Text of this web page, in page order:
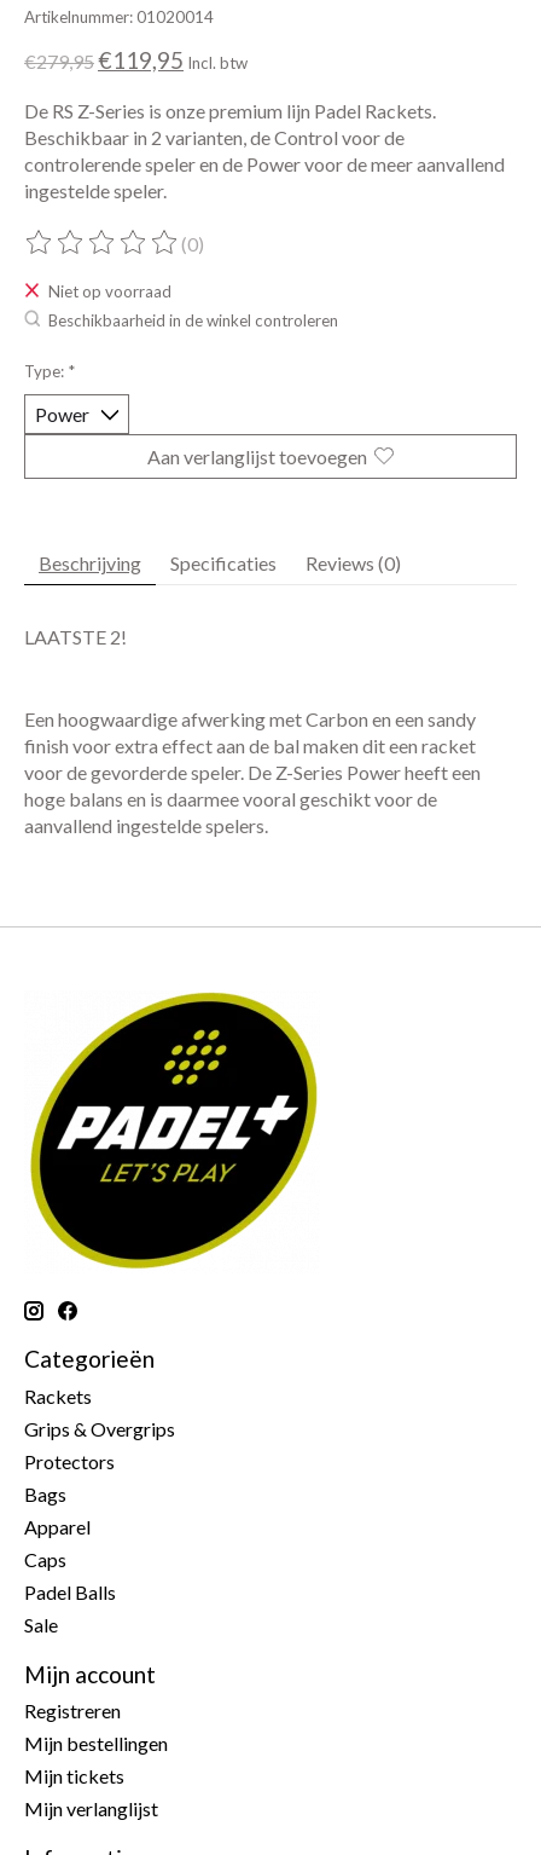
Artikelnummer: 01020014
€279,95€119,95 Incl. btw
De RS Z-Series is onze premium lijn Padel Rackets.
Beschikbaar in 2 varianten, de Control voor de
controlerende speler en de Power voor de meer aanvallend
ingestelde speler.
De beoordeling van dit product is
(0)
Niet op voorraad
Beschikbaarheid in de winkel controleren
Type: *
Aan verlanglijst toevoegen
Beschrijving Specificaties Reviews (0)
LAATSTE 2!
Een hoogwaardige afwerking met Carbon en een sandy
finish voor extra effect aan de bal maken dit een racket
voor de gevorderde speler. De Z-Series Power heeft een
hoge balans en is daarmee vooral geschikt voor de
aanvallend ingestelde spelers.
Categorieën
Rackets
Grips & Overgrips
Protectors
Bags
Apparel
Caps
Padel Balls
Sale
Mijn account
Registreren
Mijn bestellingen
Mijn tickets
Mijn verlanglijst